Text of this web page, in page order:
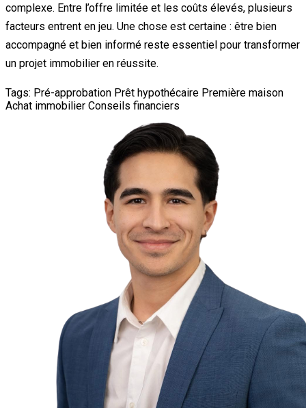
complexe. Entre l’offre limitée et les coûts élevés, plusieurs
facteurs entrent en jeu. Une chose est certaine : être bien
accompagné et bien informé reste essentiel pour transformer
un projet immobilier en réussite.
Tags: Pré-approbation Prêt hypothécaire Première maison
Achat immobilier Conseils financiers